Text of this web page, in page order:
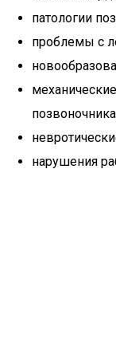
патологии
проблемы с
нарушения